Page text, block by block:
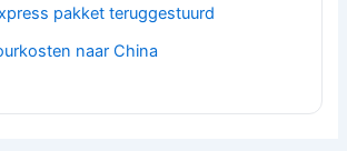
pakket teruggestuurd
naar China